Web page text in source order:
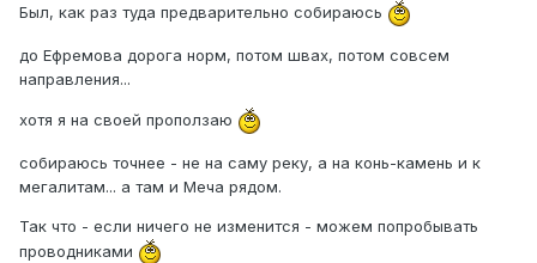
Был, как раз туда предварительно собираюсь
до Ефремова дорога норм, потом швах, потом совсем
направления...
хотя я на своей проползаю
собираюсь точнее - не на саму реку, а на конь-камень и к
мегалитам... а там и Меча рядом.
Так что - если ничего не изменится - можем попробывать
проводниками